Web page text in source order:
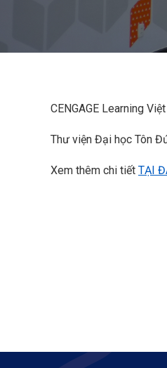
CENGAGE Learning
Thư viện Đại học Tôn
Xem thêm chi tiết TẠI